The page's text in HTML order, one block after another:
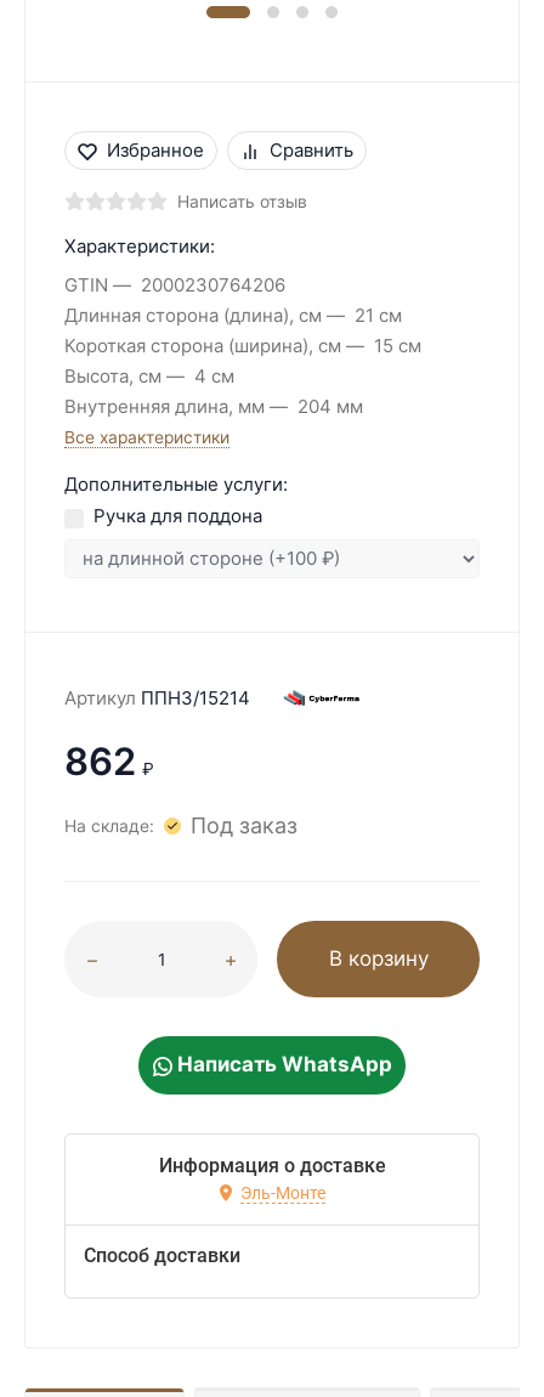
Избранное Сравнить
Написать отзыв
Характеристики:
GTIN
2000230764206
Длинная сторона (длина), см
21 см
Короткая сторона (ширина), см
15 см
Высота, см
4 см
Внутренняя длина, мм
204 мм
Все характеристики
Дополнительные услуги:
Ручка для поддона
Артикул ППН3/15214
862 ₽
На складе: Под заказ
В корзину
Написать WhatsApp
Информация о доставке
Эль-Монте
Способ доставки